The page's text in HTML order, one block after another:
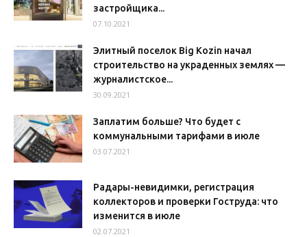
застройщика...
07.10.2021
Элитный поселок Big Kozin начал
строительство на украденных землях —
журналистское...
30.09.2021
Заплатим больше? Что будет с
коммунальными тарифами в июле
03.07.2021
Радары-невидимки, регистрация
коллекторов и проверки Гоструда: что
изменится в июле
02.07.2021